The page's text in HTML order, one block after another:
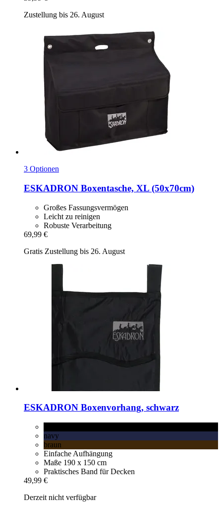
Zustellung bis 26. August
3 Optionen
ESKADRON Boxentasche, XL (50x70cm)
Großes Fassungsvermögen
Leicht zu reinigen
Robuste Verarbeitung
69,99 €
Gratis Zustellung bis 26. August
ESKADRON Boxenvorhang, schwarz
navy
braun
Einfache Aufhängung
Maße 190 x 150 cm
Praktisches Band für Decken
49,99 €
Derzeit nicht verfügbar